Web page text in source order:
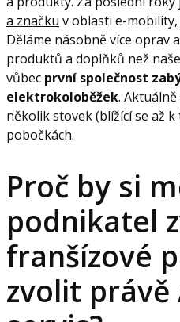
a značku v oblasti e-
Děláme násobně více oprav
produktů a doplňků než
vůbec první společnost
elektrokoloběžek.
několik stovek (blížící se až
pobočkách.
Proč by si
podnikatel
franšízové
zvolit právě